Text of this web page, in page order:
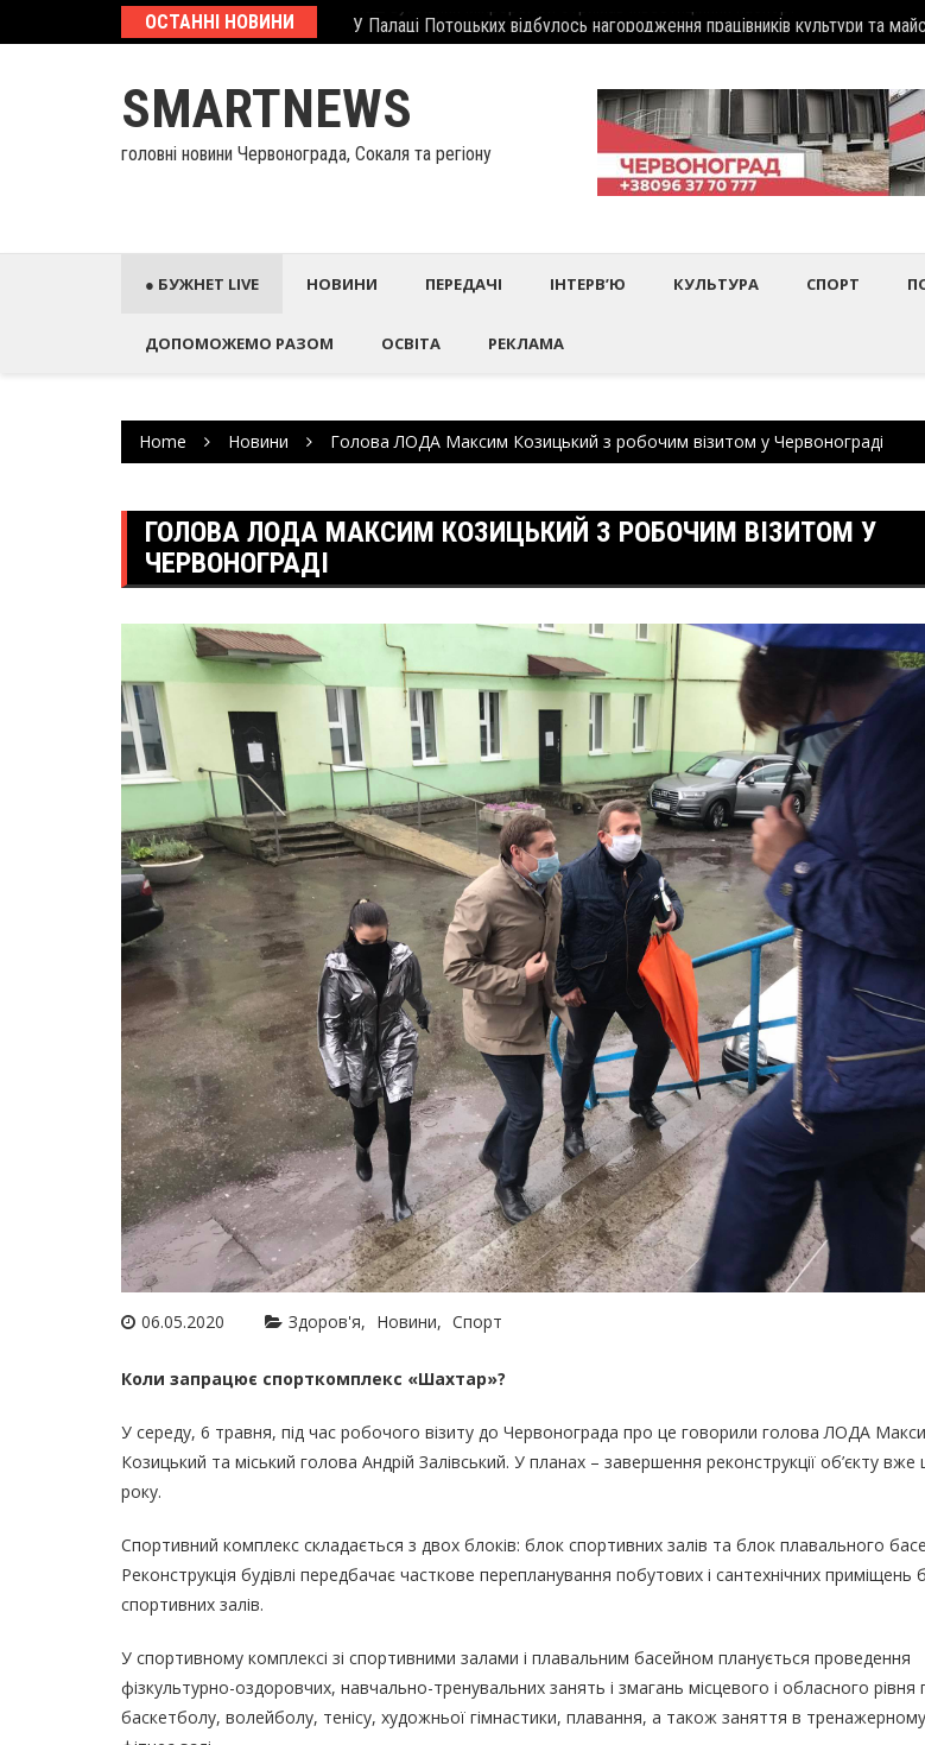
ОСТАННІ НОВИНИ У Палаці Потоцьких відбулось нагородження працівників культури та
SMARTNEWS
головні новини Червонограда, Сокаля та регіону
● БУЖНЕТ LIVE НОВИНИ ПЕРЕДАЧІ ІНТЕРВ’Ю КУЛЬТУРА СПОРТ
ДОПОМОЖЕМО РАЗОМ ОСВІТА РЕКЛАМА
Home Новини Голова ЛОДА Максим Козицький з робочим візитом у Червонограді
ГОЛОВА ЛОДА МАКСИМ КОЗИЦЬКИЙ З РОБОЧИМ ВІЗИТОМ У
ЧЕРВОНОГРАДІ
06.05.2020 Здоров'я Новини Спорт
Коли запрацює спорткомплекс «Шахтар»?
У середу, 6 травня, під час робочого візиту до Червонограда про це говорили голова ЛОДА
Козицький та міський голова Андрій Залівський. У планах – завершення реконструкції об’єкту вже
року.
Спортивний комплекс складається з двох блоків: блок спортивних залів та блок плавального
Реконструкція будівлі передбачає часткове перепланування побутових і сантехнічних приміщень
спортивних залів.
У спортивному комплексі зі спортивними залами і плавальним басейном планується проведення
фізкультурно-оздоровчих, навчально-тренувальних занять і змагань місцевого і обласного рівня
баскетболу, волейболу, тенісу, художньої гімнастики, плавання, а також заняття в тренажерному